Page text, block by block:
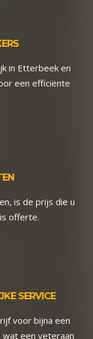
in Etterbeek en
een efficiënte
is de prijs die u
offerte.
SERVICE
voor bijna een
wat een veteraan